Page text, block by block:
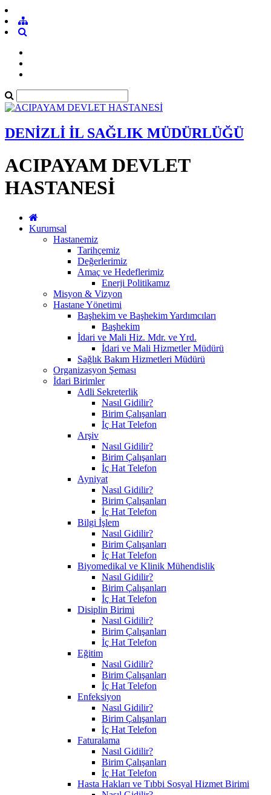
DENİZLİ İL SAĞLIK MÜDÜRLÜĞÜ
ACIPAYAM DEVLET
HASTANESİ
Kurumsal
Hastanemiz
Tarihçemiz
Değerlerimiz
Amaç ve Hedeflerimiz
Enerji Politikamız
Misyon & Vizyon
Hastane Yönetimi
Başhekim ve Başhekim Yardımcıları
Başhekim
İdari ve Mali Hiz. Mdr. ve Yrd.
İdari ve Mali Hizmetler Müdürü
Sağlık Bakım Hizmetleri Müdürü
Organizasyon Şeması
İdari Birimler
Adli Sekreterlik
Nasıl Gidilir?
Birim Çalışanları
İç Hat Telefon
Arşiv
Nasıl Gidilir?
Birim Çalışanları
İç Hat Telefon
Ayniyat
Nasıl Gidilir?
Birim Çalışanları
İç Hat Telefon
Bilgi İşlem
Nasıl Gidilir?
Birim Çalışanları
İç Hat Telefon
Biyomedikal ve Klinik Mühendislik
Nasıl Gidilir?
Birim Çalışanları
İç Hat Telefon
Disiplin Birimi
Nasıl Gidilir?
Birim Çalışanları
İç Hat Telefon
Eğitim
Nasıl Gidilir?
Birim Çalışanları
İç Hat Telefon
Enfeksiyon
Nasıl Gidilir?
Birim Çalışanları
İç Hat Telefon
Faturalama
Nasıl Gidilir?
Birim Çalışanları
İç Hat Telefon
Hasta Hakları ve Tıbbi Sosyal Hizmet Birimi